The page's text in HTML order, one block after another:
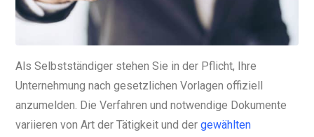
Als Selbstständiger stehen Sie in der Pflicht, Ihre
Unternehmung nach gesetzlichen Vorlagen offiziell
anzumelden. Die Verfahren und notwendige Dokumente
variieren von Art der Tätigkeit und der gewählten